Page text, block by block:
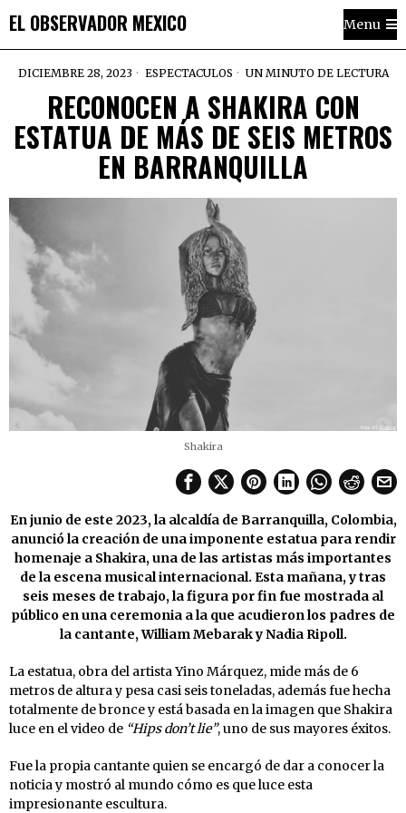
EL OBSERVADOR MEXICO Menu
DICIEMBRE 28, 2023 ESPECTACULOS UN MINUTO DE LECTURA
RECONOCEN A SHAKIRA CON
ESTATUA DE MÁS DE SEIS METROS
EN BARRANQUILLA
Shakira
En junio de este 2023, la alcaldía de Barranquilla, Colombia,
anunció la creación de una imponente estatua para rendir
homenaje a Shakira, una de las artistas más importantes
de la escena musical internacional. Esta mañana, y tras
seis meses de trabajo, la figura por fin fue mostrada al
público en una ceremonia a la que acudieron los padres de
la cantante, William Mebarak y Nadia Ripoll.
La estatua, obra del artista Yino Márquez, mide más de 6
metros de altura y pesa casi seis toneladas, además fue hecha
totalmente de bronce y está basada en la imagen que Shakira
luce en el video de “Hips don’t lie”, uno de sus mayores éxitos.
Fue la propia cantante quien se encargó de dar a conocer la
noticia y mostró al mundo cómo es que luce esta
impresionante escultura.